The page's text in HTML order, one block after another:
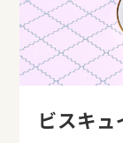
ビスキュ